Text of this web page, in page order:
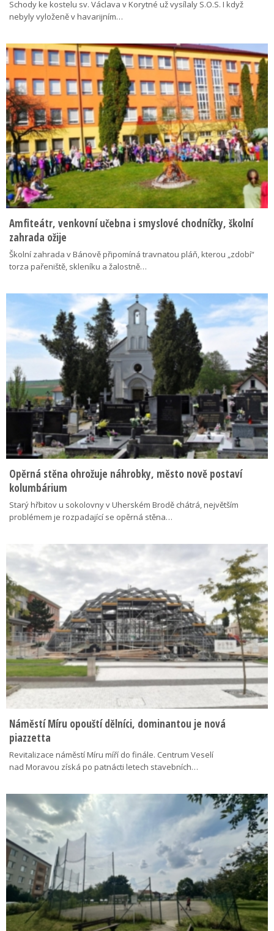
Schody ke kostelu sv. Václava v Korytné už vysílaly S.O.S. I když
nebyly vyloženě v havarijním…
Amfiteátr, venkovní učebna i smyslové chodníčky, školní
zahrada ožije
Školní zahrada v Bánově připomíná travnatou pláň, kterou „zdobí“
torza pařeniště, skleníku a žalostně…
Opěrná stěna ohrožuje náhrobky, město nově postaví
kolumbárium
Starý hřbitov u sokolovny v Uherském Brodě chátrá, největším
problémem je rozpadající se opěrná stěna…
Náměstí Míru opouští dělníci, dominantou je nová
piazzetta
Revitalizace náměstí Míru míří do finále. Centrum Veselí
nad Moravou získá po patnácti letech stavebních…